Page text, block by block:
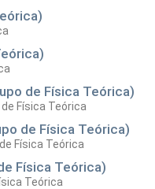
de Física Teórica)
Física Teórica
de Física Teórica)
Física Teórica
Física Teórica)
Teórica